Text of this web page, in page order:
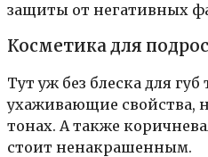
защиты от негативных
Косметика для
Тут уж без блеска для
ухаживающие свойства,
тонах. А также
стоит ненакрашенным.